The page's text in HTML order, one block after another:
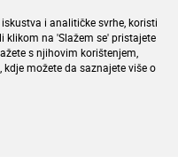
i analitičke svrhe, koristi
klikom na 'Slažem se' pristajete
s njihovim korištenjem,
, kdje možete da saznajete više o